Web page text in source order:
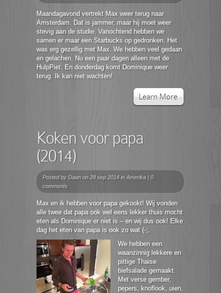
Maandagavond vertrekt Max weer terug naar
Amsterdam. Dat is jammer, maar hij moet weer
stevig aan de studie. Vanochtend hebben we
samen er maar een Starbucks op gedronken. Het
was erg gezellig met Max. We hebben veel gedaan
en gelachen. Nu een paar dagen alleen met de
HulpPiet. En donderdag komt Dominique weer
terug. Ik kan niet wachten!
Learn More
Koken voor papa
(2014)
Posted by Daan on 28 sep 2014 in Amerika | 0
comments
Max en ik hebben voor papa gekookt! Wij vonden
alle twee dat papa ook wel eens lekker thuis mocht
eten als Dominique er niet is – en wij dus ook! Elke
dag het eten van papa is ook zo wat (-;.
We hebben een
waanzinnig lekkere en
pittige Thaise
biefsalade gemaakt.
Met verse gember,
pepers, knoflook, uien,